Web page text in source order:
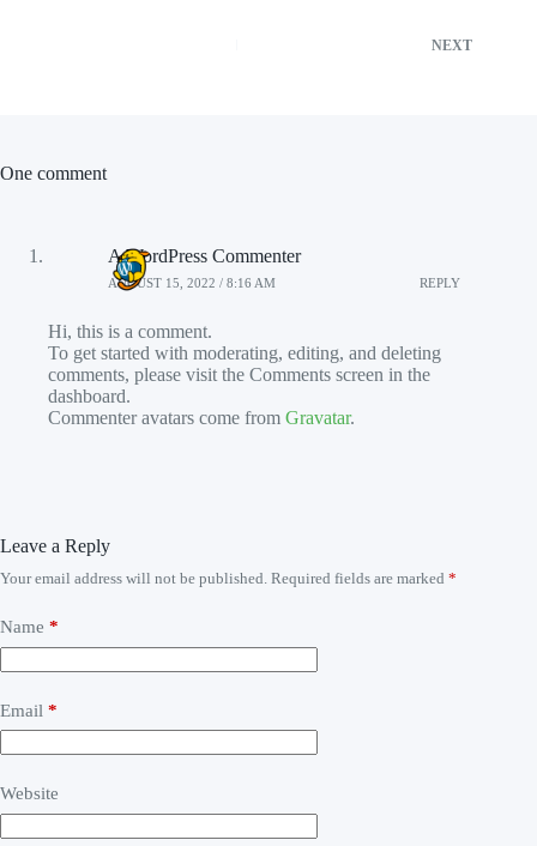
NEXT
One comment
A WordPress Commenter
AUGUST 15, 2022 / 8:16 AM REPLY
Hi, this is a comment.
To get started with moderating, editing, and deleting
comments, please visit the Comments screen in the
dashboard.
Commenter avatars come from Gravatar.
Leave a Reply
Your email address will not be published. Required fields are marked *
Name *
Email *
Website